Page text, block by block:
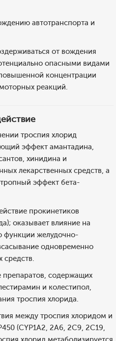
автотранспорта и
от вождения
опасными видами
концентрации
реакций.
троспия хлорид
эффект амантадина,
хинидина и
лекарственных средств, а
эффект бета-
прокинетиков
оказывает влияние на
функции желудочно-
одновременно
средств.
содержащих
и колестипол,
троспия хлорида.
между троспия хлоридом и
(CYP1A2, 2А6, 2С9, 2С19,